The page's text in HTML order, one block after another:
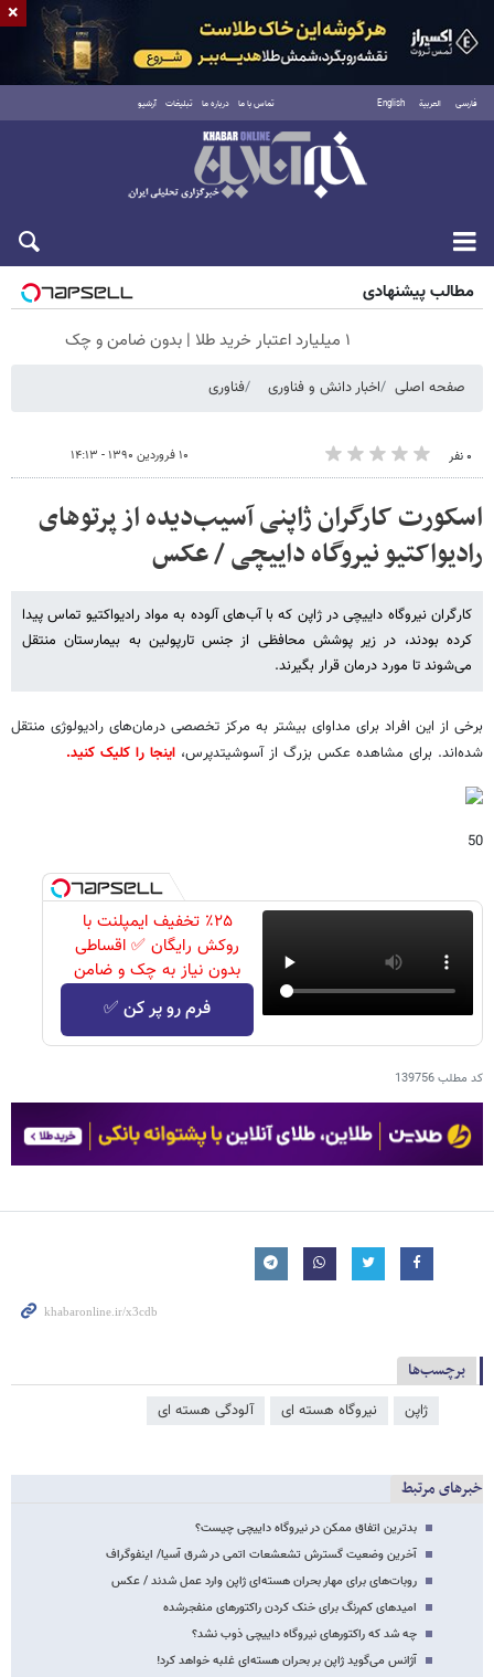
فارسی العربية English تماس با ما درباره ما تبلیغات آرشیو
جمعه ۱۶ مرداد ۱۴۰۵
مطالب پیشنهادی
۱ میلیارد اعتبار خرید طلا | بدون ضامن و چک
صفحه اصلی اخبار دانش و فناوری فناوری
۰ نفر ۱۰ فروردین ۱۳۹۰ - ۱۴:۱۳
اسکورت کارگران ژاپنی آسیب‌دیده از پرتوهای
رادیواکتیو نیروگاه داییچی / عکس
کارگران نیروگاه داییچی در ژاپن که با آب‌های آلوده به مواد رادیواکتیو تماس پیدا
کرده بودند، در زیر پوشش محافظی از جنس تارپولین به بیمارستان منتقل
می‌شوند تا مورد درمان قرار بگیرند.
برخی از این افراد برای مداوای بیشتر به مرکز تخصصی درمان‌های رادیولوژی منتقل
شده‌اند. برای مشاهده عکس بزرگ از آسوشیتدپرس، اینجا را کلیک کنید.
50
٪۲۵ تخفیف ایمپلنت با
روکش رایگان ✅ اقساطی
بدون نیاز به چک و ضامن
فرم رو پر کن ✅
کد مطلب139756
برچسب‌ها
ژاپن نیروگاه هسته ای آلودگی هسته ای
خبرهای مرتبط
بدترین اتفاق ممکن در نیروگاه داییچی چیست؟
آخرین وضعیت گسترش تشعشعات اتمی در شرق آسیا/ اینفوگراف
روبات‌های برای مهار بحران هسته‌ای ژاپن وارد عمل شدند / عکس
امیدهای کم‌رنگ برای خنک کردن راکتورهای منفجرشده
چه شد که راکتورهای نیروگاه داییچی ذوب نشد؟
آژانس می‌گوید ژاپن بر بحران هسته‌ای غلبه خواهد کرد!
×